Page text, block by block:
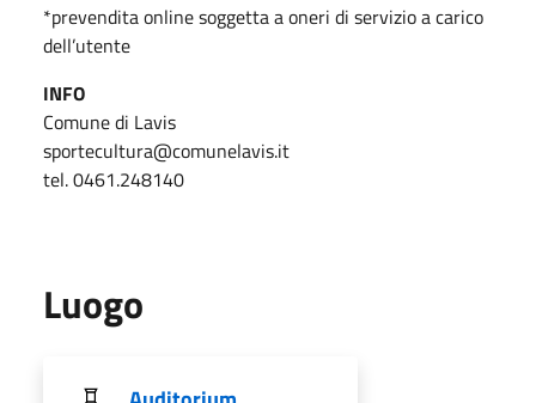
*prevendita online soggetta a oneri di servizio a carico
dell’utente
INFO
Comune di Lavis
sportecultura@comunelavis.it
tel. 0461.248140
Luogo